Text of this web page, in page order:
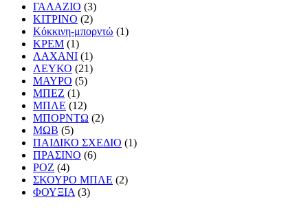
ΓΑΛΑΖΙΟ (3)
ΚΙΤΡΙΝΟ (2)
Κόκκινη-μπορντώ (1)
ΚΡΕΜ (1)
ΛΑΧΑΝΙ (1)
ΛΕΥΚΟ (21)
ΜΑΥΡΟ (5)
ΜΠΕΖ (1)
ΜΠΛΕ (12)
ΜΠΟΡΝΤΩ (2)
ΜΩΒ (5)
ΠΑΙΔΙΚΟ ΣΧΕΔΙΟ (1)
ΠΡΑΣΙΝΟ (6)
ΡΟΖ (4)
ΣΚΟΥΡΟ ΜΠΛΕ (2)
ΦΟΥΞΙΑ (3)